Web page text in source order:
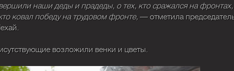
наши деды и прадеды, о тех, кто сражался на фронтах,
ковал победу на трудовом фронте, — отметила
возложили венки и цветы.